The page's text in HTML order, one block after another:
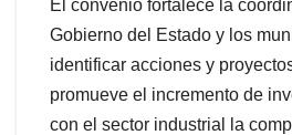
El convenio fortalece la
Gobierno del Estado y los
identificar acciones y
promueve el incremento de
con el sector industrial la